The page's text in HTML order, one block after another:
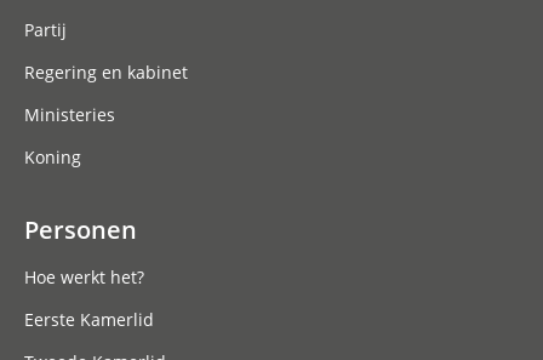
Partij
Regering en kabinet
Ministeries
Koning
Personen
Hoe werkt het?
Eerste Kamerlid